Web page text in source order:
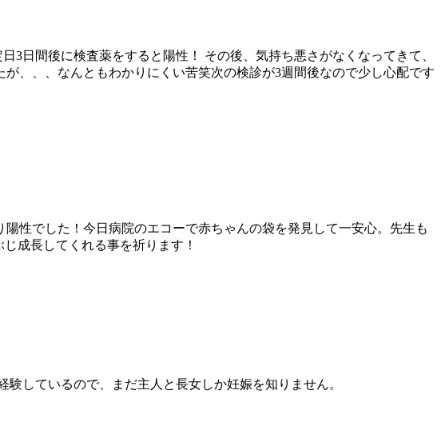
日間後に検査薬をすると陽性！ その後、気持ち悪さがなくなってきて、
、、、なんともわかりにくい苦笑次の検診が3週間後なので少し心配です
性でした！今日病院のエコーで赤ちゃんの袋を発見して一安心。先生も
成長してくれる事を祈ります！
しているので、まだ主人と長女しか妊娠を知りません。